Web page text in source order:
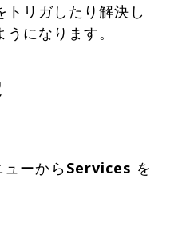
リガしたり解決し
になります。
ューからServices を